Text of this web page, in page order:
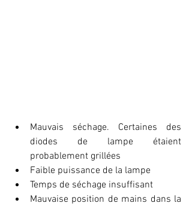
Mauvais séchage. Certaines des
diodes de lampe étaient
probablement grillées
Faible puissance de la lampe
Temps de séchage insuffisant
Mauvaise position de mains dans la